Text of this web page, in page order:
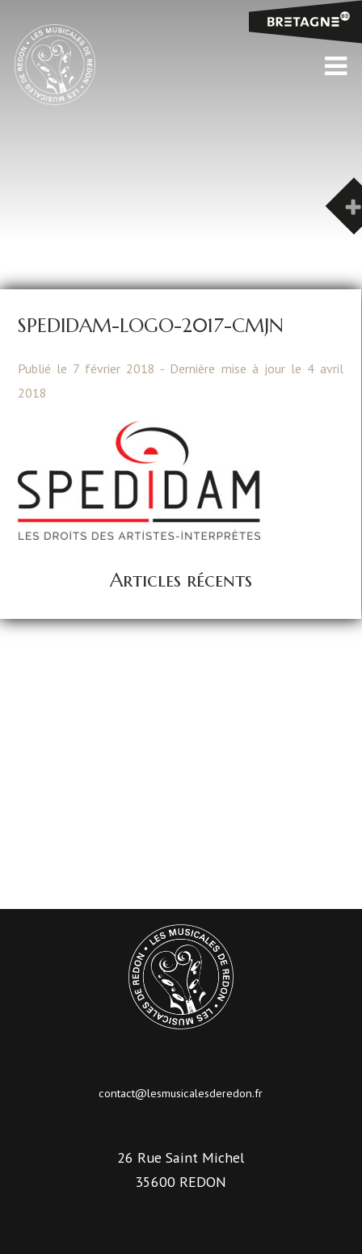
SPEDIDAM-LOGO-2017-CMJN
Publié le 7 février 2018 - Dernière mise à jour le 4 avril
2018
Articles récents
contact@lesmusicalesderedon.fr
26 Rue Saint Michel
35600 REDON